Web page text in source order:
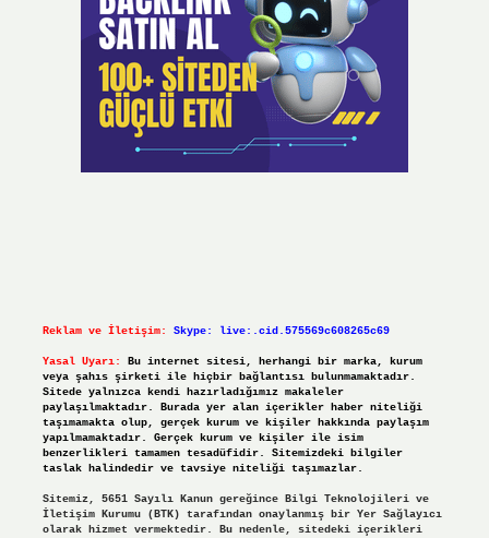
Reklam ve İletişim: Skype: live:.cid.575569c608265c69
Yasal Uyarı:
Bu internet sitesi, herhangi bir marka, kurum
veya şahıs şirketi ile hiçbir bağlantısı bulunmamaktadır.
Sitede yalnızca kendi hazırladığımız makaleler
paylaşılmaktadır. Burada yer alan içerikler haber niteliği
taşımamakta olup, gerçek kurum ve kişiler hakkında paylaşım
yapılmamaktadır. Gerçek kurum ve kişiler ile isim
benzerlikleri tamamen tesadüfidir. Sitemizdeki bilgiler
taslak halindedir ve tavsiye niteliği taşımazlar.
Sitemiz, 5651 Sayılı Kanun gereğince Bilgi Teknolojileri ve
İletişim Kurumu (BTK) tarafından onaylanmış bir Yer Sağlayıcı
olarak hizmet vermektedir. Bu nedenle, sitedeki içerikleri